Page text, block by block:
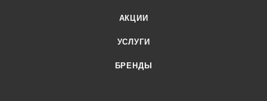
АКЦИИ
УСЛУГИ
БРЕНДЫ